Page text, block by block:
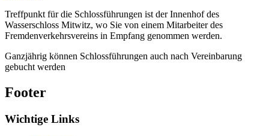
Treffpunkt für die Schlossführungen ist der Innenhof des
Wasserschloss Mitwitz, wo Sie von einem Mitarbeiter des
Fremdenverkehrsvereins in Empfang genommen werden.
Ganzjährig können Schlossführungen auch nach Vereinbarung
gebucht werden
Footer
Wichtige Links